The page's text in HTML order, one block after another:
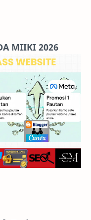
MIIKI 2026